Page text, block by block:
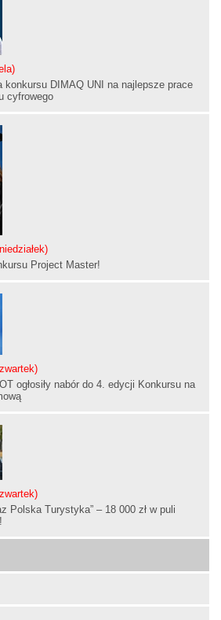
konkursu DIMAQ UNI na najlepsze prace
cyfrowego
Project Master!
ogłosiły nabór do 4. edycji Konkursu na
Polska Turystyka” – 18 000 zł w puli